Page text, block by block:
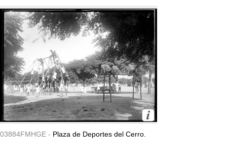
03884FMHGE - Plaza de Deportes del Cerro.